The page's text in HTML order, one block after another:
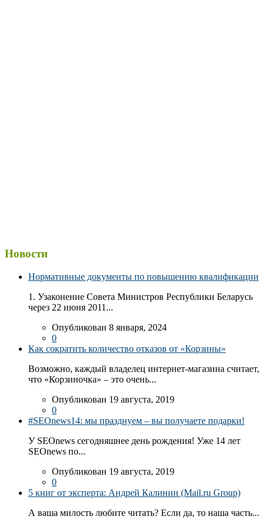
Новости
Нормативные документы по повышению квалификации
1. Узаконение Совета Министров Республики Беларусь
через 22 июня 2011...
Опубликован 8 января, 2024
0
Как сократить количество отказов от «Корзины»
Возможно, каждый владелец интернет-магазина считает,
что «Корзиночка» – это очень...
Опубликован 19 августа, 2019
0
#SEOnews14: мы празднуем – вы получаете подарки!
У SEOnews сегодняшнее день рождения! Уже 14 лет
SEOnews по...
Опубликован 19 августа, 2019
0
5 книг от эксперта: Андрей Калинин (Mail.ru Group)
А ваша милость любите читать? Если да, то наша часть...